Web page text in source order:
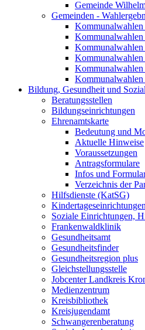
Gemeinde
Gemeinden -
Kommunalwahlen
Kommunalwahlen
Kommunalwahlen
Kommunalwahlen
Kommunalwahlen
Kommunalwahlen
Bildung, Gesundheit und
Beratungsstellen
Bildungseinrichtungen
Ehrenamtskarte
Bedeutung und
Aktuelle Hinweise
Voraussetzungen
Antragsformulare
Infos und
Verzeichnis der
Hilfsdienste (KatSG)
Kindertageseinrichtungen
Soziale Einrichtungen,
Frankenwaldklinik
Gesundheitsamt
Gesundheitsfinder
Gesundheitsregion plus
Gleichstellungsstelle
Jobcenter Landkreis
Medienzentrum
Kreisbibliothek
Kreisjugendamt
Schwangerenberatung